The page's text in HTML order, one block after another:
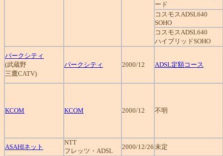
ード
コスモスADSL640
SOHO
コスモスADSL640
ハイブリッドSOHO
パークシティ
(武蔵野
三鷹CATV)
パークシティ 2000/12 ADSL定額コース
KCOM KCOM 2000/12 不明
ASAHIネット
NTT
フレッツ・ADSL
2000/12/26 未定